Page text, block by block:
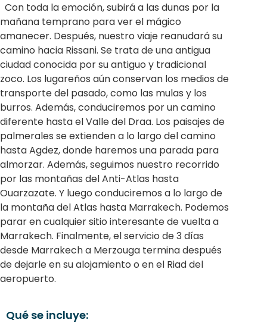
Con toda la emoción, subirá a las dunas por la
mañana temprano para ver el mágico
amanecer. Después, nuestro viaje reanudará su
camino hacia Rissani. Se trata de una antigua
ciudad conocida por su antiguo y tradicional
zoco. Los lugareños aún conservan los medios de
transporte del pasado, como las mulas y los
burros. Además, conduciremos por un camino
diferente hasta el Valle del Draa. Los paisajes de
palmerales se extienden a lo largo del camino
hasta Agdez, donde haremos una parada para
almorzar. Además, seguimos nuestro recorrido
por las montañas del Anti-Atlas hasta
Ouarzazate. Y luego conduciremos a lo largo de
la montaña del Atlas hasta Marrakech. Podemos
parar en cualquier sitio interesante de vuelta a
Marrakech. Finalmente, el servicio de 3 días
desde Marrakech a Merzouga termina después
de dejarle en su alojamiento o en el Riad del
aeropuerto.
Qué se incluye: